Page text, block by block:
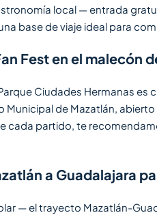
local — entrada
base de viaje ideal para
Fest en el malecón
Ciudades Hermanas
Municipal de Mazatlán,
cada partido, te
a Guadalajara
— el trayecto Mazatlán-